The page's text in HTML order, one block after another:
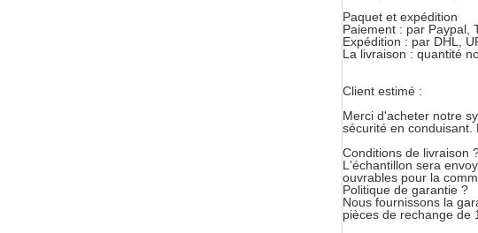
Paquet et expédition
Paiement : par Paypal,
Expédition : par DHL,
La livraison : quantité
Client estimé :
Merci d'acheter notre
sécurité en conduisant.
Conditions de livraison
L'échantillon sera
ouvrables pour la
Politique de garantie ?
Nous fournissons la
pièces de rechange de